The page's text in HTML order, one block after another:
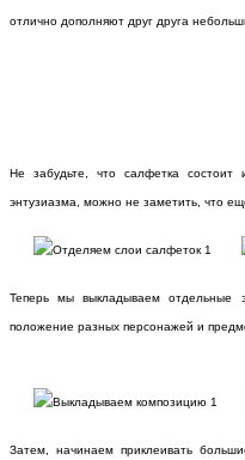
отлично дополняют друг друга
Не забудьте, что салфетка состоит
энтузиазма, можно не заметить, что
Теперь мы выкладываем отдельные
положение разных персонажей и
Затем, начинаем приклеивать